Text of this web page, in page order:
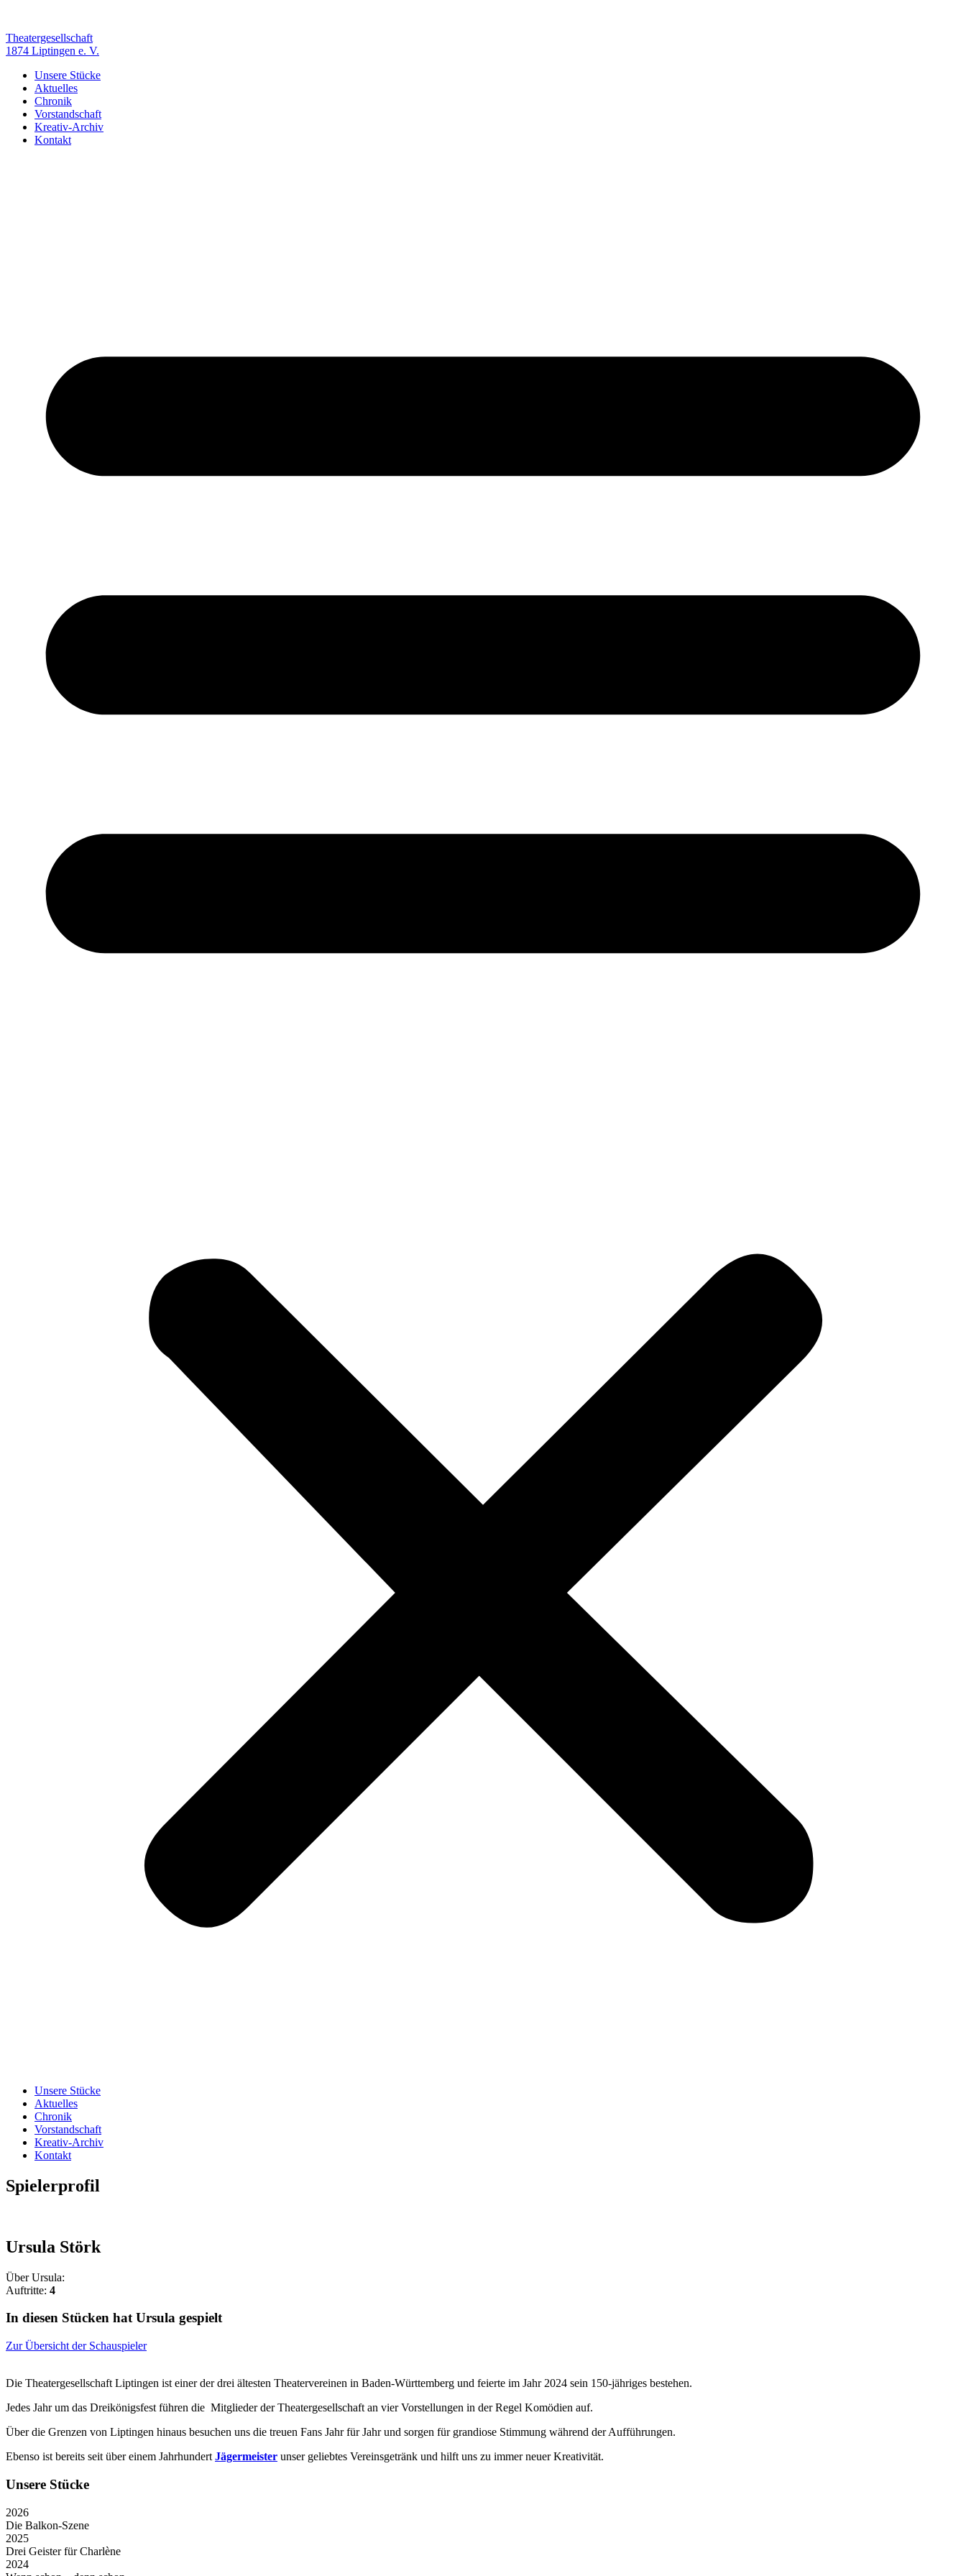
springen
Theatergesellschaft
1874 Liptingen e. V.
Unsere Stücke
Aktuelles
Chronik
Vorstandschaft
Kreativ-Archiv
Kontakt
Unsere Stücke
Aktuelles
Chronik
Vorstandschaft
Kreativ-Archiv
Kontakt
Spielerprofil
Ursula Störk
Über Ursula:
Auftritte: 4
In diesen Stücken hat Ursula gespielt
Zur Übersicht der Schauspieler
Die Theatergesellschaft Liptingen ist einer der drei ältesten Theatervereinen in Baden-Württemberg und feierte im Jahr 2024 sein 150-jähriges bestehen.
Jedes Jahr um das Dreikönigsfest führen die Mitglieder der Theatergesellschaft an vier Vorstellungen in der Regel Komödien auf.
Über die Grenzen von Liptingen hinaus besuchen uns die treuen Fans Jahr für Jahr und sorgen für grandiose Stimmung während der Aufführungen.
Ebenso ist bereits seit über einem Jahrhundert Jägermeister unser geliebtes Vereinsgetränk und hilft uns zu immer neuer Kreativität.
Unsere Stücke
2026
Die Balkon-Szene
2025
Drei Geister für Charlène
2024